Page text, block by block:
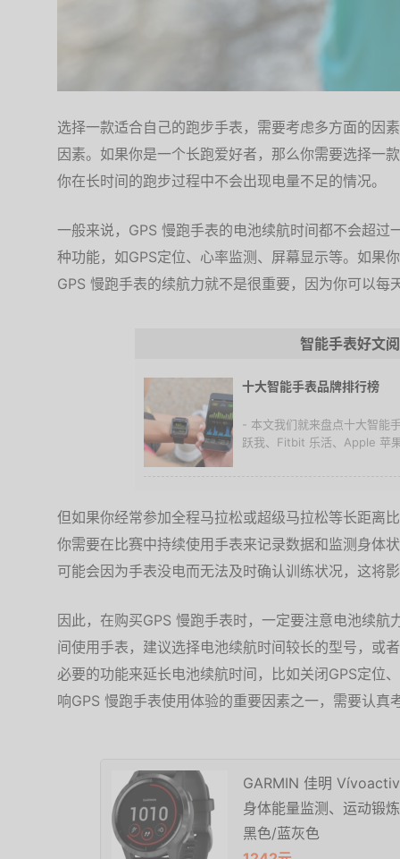
选择一款适合自己的跑步手表，需要考虑多方面的因
因素。如果你是一个长跑爱好者，那么你需要选择一
你在长时间的跑步过程中不会出现电量不足的情况。
一般来说，GPS 慢跑手表的电池续航时间都不会超过
种功能，如GPS定位、心率监测、屏幕显示等。如果
GPS 慢跑手表的续航力就不是很重要，因为你可以每
智能手表好文
十大智能手表品牌排行榜
- 本文我们就来盘点十大智能
跃我、Fitbit 乐活、Apple 苹
但如果你经常参加全程马拉松或超级马拉松等长距离
你需要在比赛中持续使用手表来记录数据和监测身体
可能会因为手表没电而无法及时确认训练状况，这将
因此，在购买GPS 慢跑手表时，一定要注意电池续
间使用手表，建议选择电池续航时间较长的型号，或
必要的功能来延长电池续航时间，比如关闭GPS定位
响GPS 慢跑手表使用体验的重要因素之一，需要认真
GARMIN 佳明
身体能量监测、运动锻
黑色/蓝灰色